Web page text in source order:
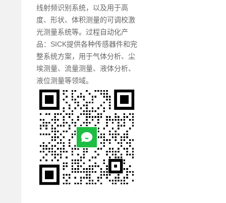
线射频识别系统，以及用于高
度、形状、体积测量的可调校激
光测量系统等。过程自动化产
品：SICK提供各种传感器件和完
整系统方案，用于气体分析、尘
埃测量、流量测量、液体分析、
液位测量等领域。